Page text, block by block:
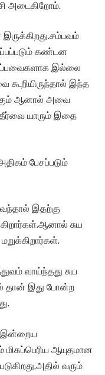
அடைகிறோம்.
கண்டன
இல்லை
இந்த
ஆனால் அவை
தீர்வை யாரும் இதை
பேசப்படும்
இதற்கு
சுய
வாய்ந்தது சுய
தான் இது போன்ற
இன்றைய
ஆயுதமான
வரும்